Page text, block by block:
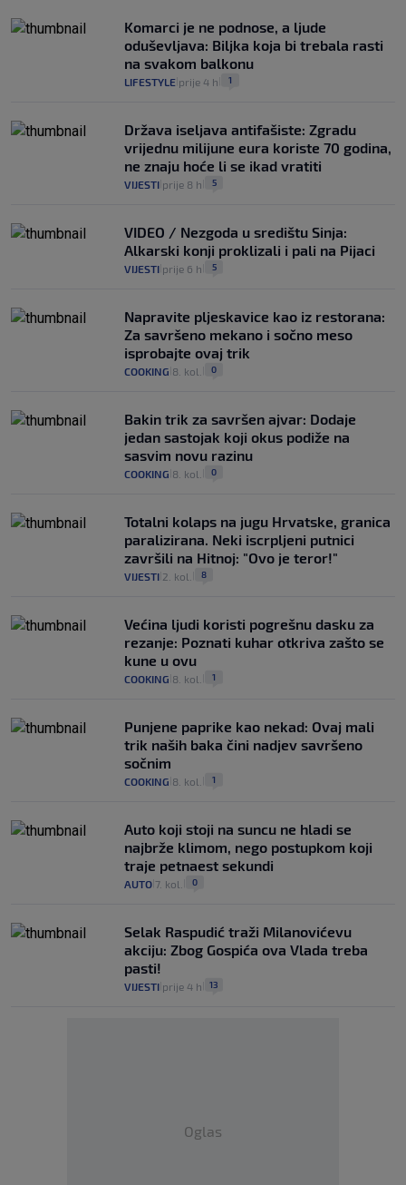
Komarci je ne podnose, a ljude
oduševljava: Biljka koja bi trebala rasti
na svakom balkonu
LIFESTYLE prije 4 h 1
Država iseljava antifašiste: Zgradu
vrijednu milijune eura koriste 70 godina,
ne znaju hoće li se ikad vratiti
VIJESTI prije 8 h 5
VIDEO / Nezgoda u središtu Sinja:
Alkarski konji proklizali i pali na Pijaci
VIJESTI prije 6 h 5
Napravite pljeskavice kao iz restorana:
Za savršeno mekano i sočno meso
isprobajte ovaj trik
COOKING 8. kol. 0
Bakin trik za savršen ajvar: Dodaje
jedan sastojak koji okus podiže na
sasvim novu razinu
COOKING 8. kol. 0
Totalni kolaps na jugu Hrvatske, granica
paralizirana. Neki iscrpljeni putnici
završili na Hitnoj: "Ovo je teror!"
VIJESTI 2. kol. 8
Većina ljudi koristi pogrešnu dasku za
rezanje: Poznati kuhar otkriva zašto se
kune u ovu
COOKING 8. kol. 1
Punjene paprike kao nekad: Ovaj mali
trik naših baka čini nadjev savršeno
sočnim
COOKING 8. kol. 1
Auto koji stoji na suncu ne hladi se
najbrže klimom, nego postupkom koji
traje petnaest sekundi
AUTO 7. kol. 0
Selak Raspudić traži Milanovićevu
akciju: Zbog Gospića ova Vlada treba
pasti!
VIJESTI prije 4 h 13
Oglas